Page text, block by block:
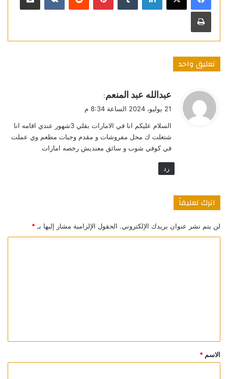
طباعة
تعليق واحد
ي
ق
ل
عبدالله عبد المنعم:
21 يوليو، 2024 الساعة 8:34 م
السلام عليكم انا في الامارات بقلي 3شهور عندي اقامه انا
شتغلت ك محل مفروشات و مقدم وجبات مطعم وي عملت
في كوفي شوب و سائق معنديش رخصه امارات
رد
اترك تعليقاً
لن يتم نشر عنوان بريدك الإلكتروني. الحقول الإلزامية مشار إليها بـ*
*
الاسم *